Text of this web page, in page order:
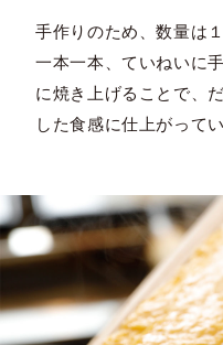
手作りのため、数量は
一本一本、ていねいに
に焼き上げることで、
した食感に仕上がってい